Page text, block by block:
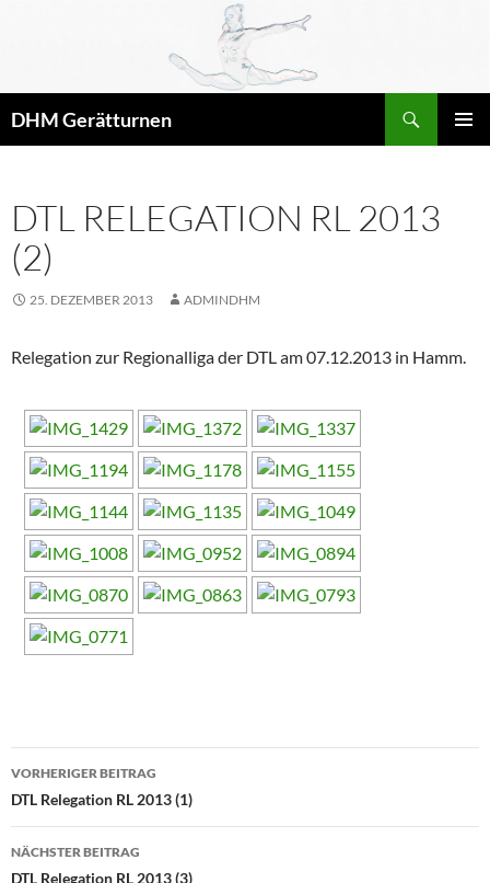
DHM Gerätturnen
DTL RELEGATION RL 2013
(2)
25. DEZEMBER 2013 ADMINDHM
Relegation zur Regionalliga der DTL am 07.12.2013 in Hamm.
Beitragsnavigation
VORHERIGER BEITRAG
DTL Relegation RL 2013 (1)
NÄCHSTER BEITRAG
DTL Relegation RL 2013 (3)